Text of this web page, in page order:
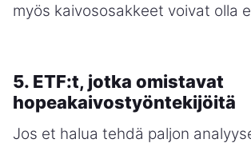
myös kaivososakkeet voivat olla
5. ETF:t, jotka omistavat
hopeakaivostyöntekijöitä
Jos et halua tehdä paljon